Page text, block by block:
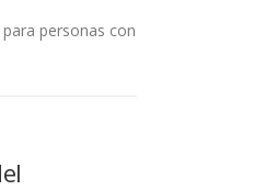
personas con